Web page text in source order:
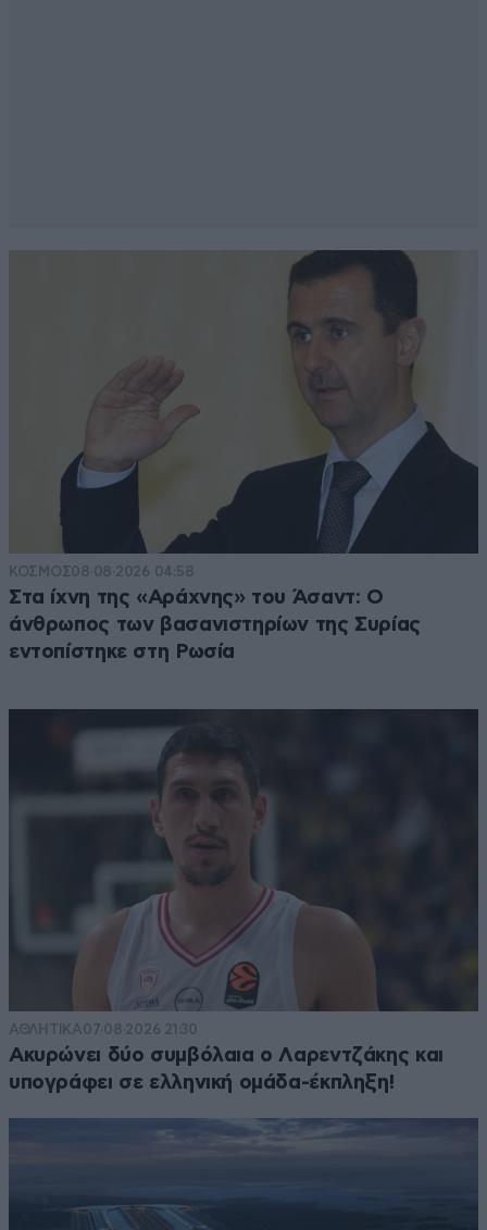
ΚΟΣΜΟΣ08·08·2026 04:58
Στα ίχνη της «Αράχνης» του Άσαντ: Ο
άνθρωπος των βασανιστηρίων της Συρίας
εντοπίστηκε στη Ρωσία
ΑΘΛΗΤΙΚΑ07·08·2026 21:30
Ακυρώνει δύο συμβόλαια ο Λαρεντζάκης και
υπογράφει σε ελληνική ομάδα-έκπληξη!